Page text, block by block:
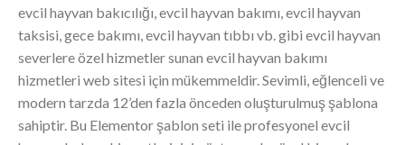
evcil hayvan bakıcılığı, evcil hayvan bakımı, evcil hayvan
taksisi, gece bakımı, evcil hayvan tıbbı vb. gibi evcil hayvan
severlere özel hizmetler sunan evcil hayvan bakımı
hizmetleri web sitesi için mükemmeldir. Sevimli, eğlenceli ve
modern tarzda 12’den fazla önceden oluşturulmuş şablona
sahiptir. Bu Elementor şablon seti ile profesyonel evcil